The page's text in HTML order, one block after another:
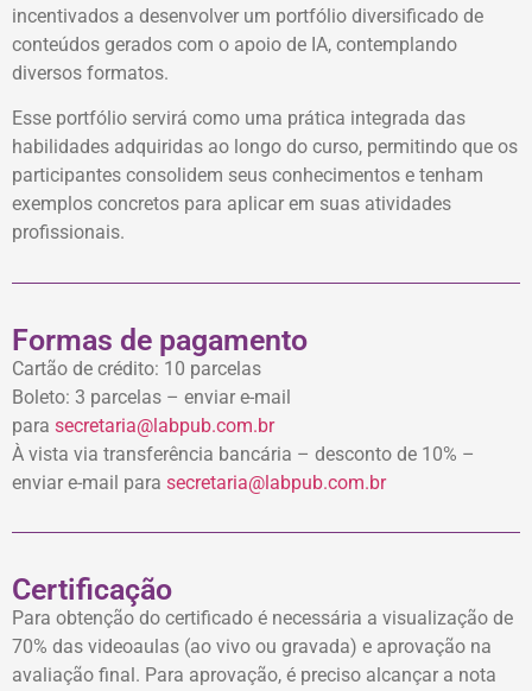
incentivados a desenvolver um portfólio diversificado de
conteúdos gerados com o apoio de IA, contemplando
diversos formatos.
Esse portfólio servirá como uma prática integrada das
habilidades adquiridas ao longo do curso, permitindo que os
participantes consolidem seus conhecimentos e tenham
exemplos concretos para aplicar em suas atividades
profissionais.
Formas de pagamento
Cartão de crédito: 10 parcelas
Boleto: 3 parcelas – enviar e-mail
para secretaria@labpub.com.br
À vista via transferência bancária – desconto de 10% –
enviar e-mail para secretaria@labpub.com.br
Certificação
Para obtenção do certificado é necessária a visualização de
70% das videoaulas (ao vivo ou gravada) e aprovação na
avaliação final. Para aprovação, é preciso alcançar a nota